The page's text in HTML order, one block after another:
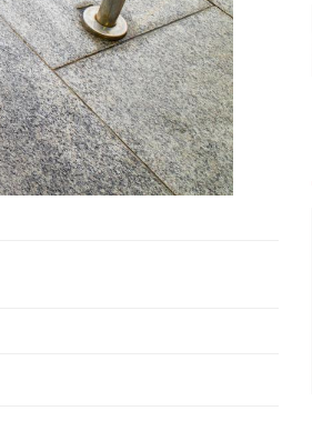
Comment oublier les
écrans en vacances ?